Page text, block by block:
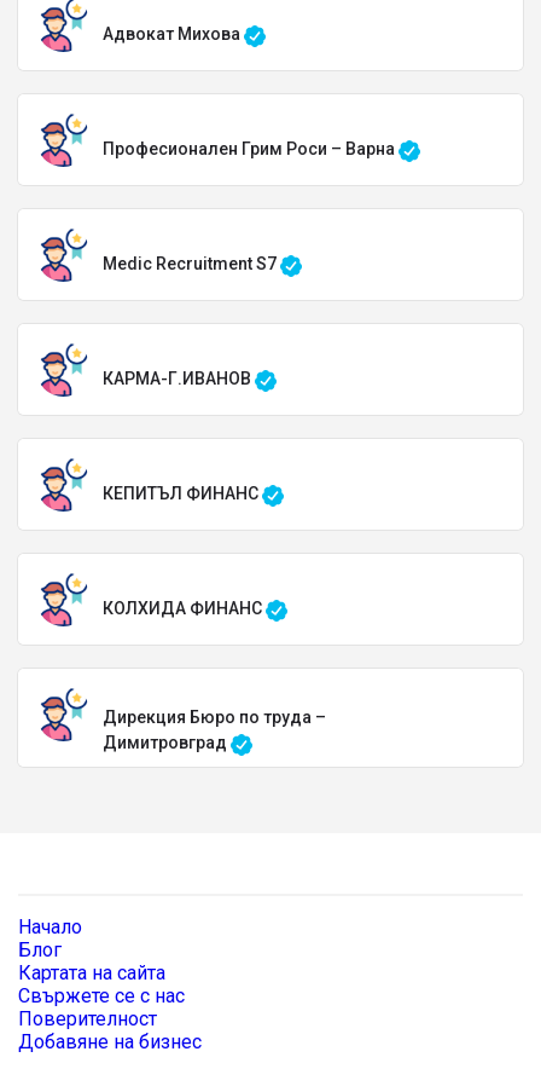
Адвокат Михова
Професионален Грим Роси – Варна
Medic Recruitment S7
КАРМА-Г.ИВАНОВ
КЕПИТЪЛ ФИНАНС
КОЛХИДА ФИНАНС
Дирекция Бюро по труда –
Димитровград
Начало
Блог
Картата на сайта
Свържете се с нас
Поверителност
Добавяне на бизнес